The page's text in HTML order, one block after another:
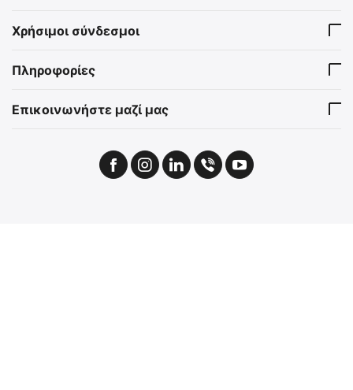
Χρήσιμοι σύνδεσμοι
Πληροφορίες
Επικοινωνήστε μαζί μας